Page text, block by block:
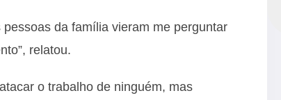
da família vieram me perguntar
relatou.
o trabalho de ninguém, mas